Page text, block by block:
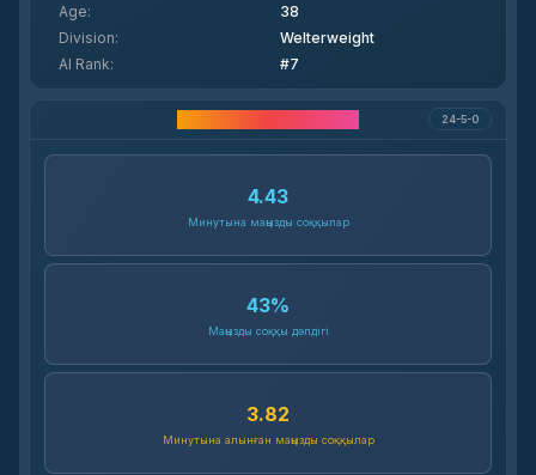
Age:
38
Division:
Welterweight
AI Rank: #7
24-5-0
4.43
Минутына маңызды соққылар
43%
Маңызды соққы дәлдігі
3.82
Минутына алынған маңызды соққылар